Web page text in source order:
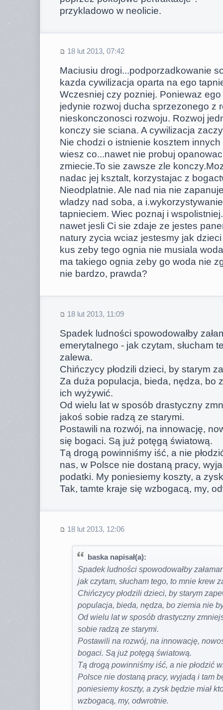
przykladowo w neolicie.
18 lut 2013, 07:42
Maciusiu drogi...podporzadkowanie
kazda cywilizacja oparta na ego
Wczesniej czy pozniej. Poniewaz
jedynie rozwoj ducha sprzezonego z
nieskonczonosci rozwoju. Rozwoj
konczy sie sciana. A cywilizacja
Nie chodzi o istnienie kosztem
wiesz co...nawet nie probuj
zmiecie.To sie zawsze zle
nadac jej ksztalt, korzystajac z
Nieodplatnie. Ale nad nia nie
wladzy nad soba, a
tapnieciem. Wiec poznaj i
nawet jesli Ci sie zdaje ze jestes
natury zycia wciaz jestesmy jak
kus zeby tego ognia nie musiala
ma takiego ognia zeby go woda nie
nie bardzo, prawda?
18 lut 2013, 11:09
Spadek ludności spowodowałby
emerytalnego - jak czytam, słucham
zalewa.
Chińczycy płodzili dzieci, by starym
Za duża populacja, bieda, nędza, bo
ich wyżywić.
Od wielu lat w sposób drastyczny
jakoś sobie radzą ze starymi.
Postawili na rozwój, na innowację,
się bogaci. Są już potęgą światową.
Tą drogą powinniśmy iść, a nie
nas, w Polsce nie dostaną pracy,
podatki. My poniesiemy koszty, a
Tak, tamte kraje się wzbogacą, my,
18 lut 2013, 12:06
baska napisał(a):
Spadek ludności spowodowałby
jak czytam, słucham tego, to mnie krew
Chińczycy płodzili dzieci, by starym
populacja, bieda, nędza, bo ziemia nie
Od wielu lat w sposób drastyczny
sobie radzą ze starymi.
Postawili na rozwój, na innowację,
bogaci. Są już potęgą światową.
Tą drogą powinniśmy iść, a nie płodzić
Polsce nie dostaną pracy, wyjadą i tam
poniesiemy koszty, a zysk będzie miał
wzbogacą, my, odwrotnie.